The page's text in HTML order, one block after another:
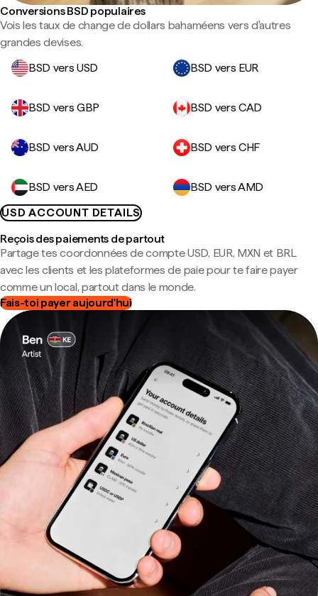
Conversions BSD populaires
Vois les taux de change de dollars bahaméens vers d'autres
grandes devises.
BSD vers USD
BSD vers EUR
BSD vers GBP BSD vers CAD
BSD vers AUD BSD vers CHF
BSD vers AED
BSD vers AMD
USD ACCOUNT DETAILS
Reçois des paiements de partout
Partage tes coordonnées de compte USD, EUR, MXN et BRL
avec les clients et les plateformes de paie pour te faire payer
comme un local, partout dans le monde.
Fais-toi payer aujourd'hui